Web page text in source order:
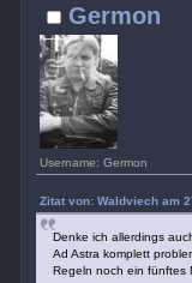
Germon
Username: Germon
Zitat von: Waldviech am
Denke ich allerdings
Ad Astra komplett
Regeln noch ein fünftes